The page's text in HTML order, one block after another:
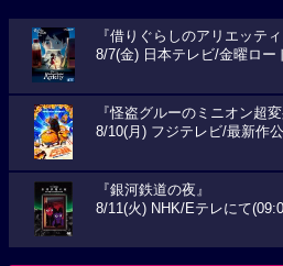
『借りぐらしのアリエッティ
8/7(金) 日本テレビ/金曜ロー
『怪盗グルーのミニオン超変
8/10(月) フジテレビ/最新作
『銀河鉄道の夜』
8/11(火) NHK/Eテレにて